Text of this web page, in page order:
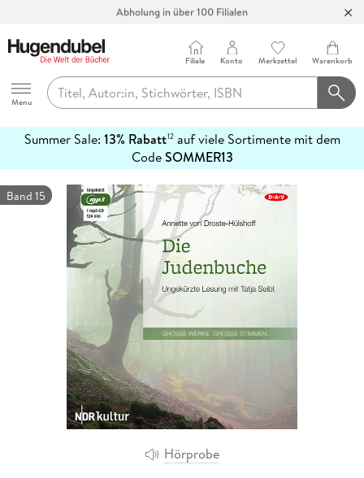
Abholung in über 100 Filialen
Hugendubel
Menu
Filiale Konto Merkzettel Warenkorb
Summer Sale: 13% Rabatt12auf viele Sortimente mit dem
CodeSOMMER13
erfahren
Hörprobe
Band 15